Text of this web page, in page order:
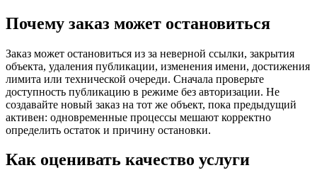
Почему заказ может остановиться
Заказ может остановиться из за неверной ссылки, закрытия
объекта, удаления публикации, изменения имени, достижения
лимита или технической очереди. Сначала проверьте
доступность публикацию в режиме без авторизации. Не
создавайте новый заказ на тот же объект, пока предыдущий
активен: одновременные процессы мешают корректно
определить остаток и причину остановки.
Как оценивать качество услуги